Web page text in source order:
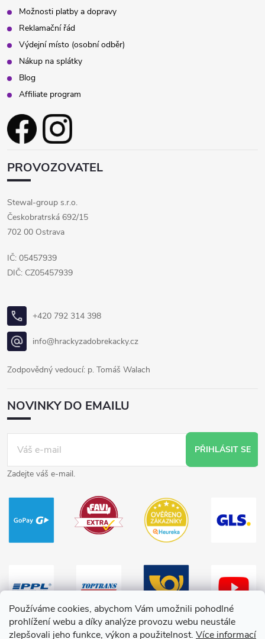
Používáme cookies, abychom Vám umožnili pohodlné
prohlížení webu a díky analýze provozu webu neustále
zlepšovali jeho funkce, výkon a použitelnost. Více informací
Možnosti platby a dopravy
Reklamační řád
Výdejní místo (osobní odběr)
Nákup na splátky
Blog
Affiliate program
PROVOZOVATEL
Stewal-group s.r.o.
Českobratrská 692/15
702 00 Ostrava
IČ: 05457939
DIČ: CZ05457939
+420 792 314 398
info@hrackyzadobrekacky.cz
Zodpovědný vedoucí: p. Tomáš Walach
NOVINKY DO EMAILU
PŘIHLÁSIT SE
Zadejte váš e-mail.